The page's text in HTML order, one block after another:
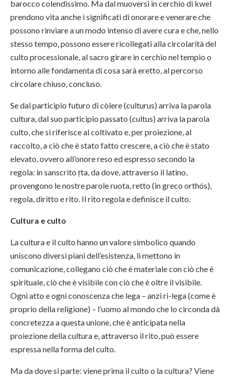
barocco colendissimo. Ma dal muoversi in cerchio di kwel
prendono vita anche i significati di onorare e venerare che
possono rinviare a un modo intenso di avere cura e che, nello
stesso tempo, possono essere ricollegati alla circolarità del
culto processionale, al sacro girare in cerchio nel tempio o
intorno alle fondamenta di cosa sarà eretto, al percorso
circolare chiuso, concluso.
Se dal participio futuro di còlere (culturus) arriva la parola
cultura, dal suo participio passato (cultus) arriva la parola
culto, che si riferisce al coltivato e, per proiezione, al
raccolto, a ciò che è stato fatto crescere, a ciò che è stato
elevato, ovvero all’onore reso ed espresso secondo la
regola: in sanscrito ŗta, da dove, attraverso il latino,
provengono le nostre parole ruota, retto (in greco orthós),
regola, diritto e rito. Il rito regola e definisce il culto.
Cultura e culto
La cultura e il culto hanno un valore simbolico quando
uniscono diversi piani dell’esistenza, li mettono in
comunicazione, collegano ciò che è materiale con ciò che è
spirituale, ciò che è visibile con ciò che è oltre il visibile.
Ogni atto e ogni conoscenza che lega – anzi ri-lega (come è
proprio della religione) – l’uomo al mondo che lo circonda dà
concretezza a questa unione, che è anticipata nella
proiezione della cultura e, attraverso il rito, può essere
espressa nella forma del culto.
Ma da dove si parte: viene prima il culto o la cultura? Viene